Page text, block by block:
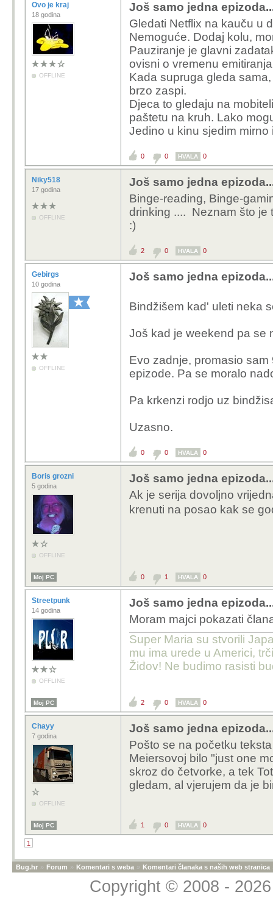
Ovo je kraj
18 godina
OFFLINE
Još samo jedna
Gledati Netflix na kauču u
Nemoguće. Dodaj kolu,
Pauziranje je glavni
ovisni o vremenu
Kada supruga gleda
brzo zaspi.
Djeca to gledaju na
paštetu na kruh. Lako
Jedino u kinu sjedim mirno
0 0 HVALA 0
Niky518
17 godina
OFFLINE
Još samo jedna
Binge-reading, Binge-
drinking .... Neznam što je
:)
2 0 HVALA 0
Gebirgs
10 godina
OFFLINE
Još samo jedna
Bindžišem kad' uleti neka
Još kad je weekend pa se
Evo zadnje, promasio
epizode. Pa se moralo
Pa krkenzi rodjo uz
Uzasno.
0 0 HVALA 0
Boris grozni
5 godina
OFFLINE
Još samo jedna
Ak je serija dovoljno
krenuti na posao kak se
Moj PC 0 1 HVALA 0
Streetpunk
14 godina
OFFLINE
Još samo jedna
Moram majci pokazati
Super Maria su stvorili
mu ima urede u Americi,
Židov! Ne budimo rasisti
Moj PC 2 0 HVALA 0
Chayy
7 godina
OFFLINE
Još samo jedna
Pošto se na početku
Meiersovoj bilo "just one
skroz do četvorke, a tek
gledam, al vjerujem da je
Moj PC 1 0 HVALA 0
1
Bug.hr » Forum » Komentari s weba » Komentari članaka s naših web stranica
Copyright © 2008 -